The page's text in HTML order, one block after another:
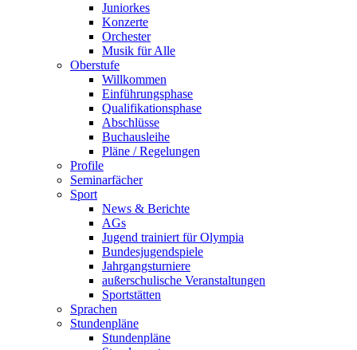
Juniorkes
Konzerte
Orchester
Musik für Alle
Oberstufe
Willkommen
Einführungsphase
Qualifikationsphase
Abschlüsse
Buchausleihe
Pläne / Regelungen
Profile
Seminarfächer
Sport
News & Berichte
AGs
Jugend trainiert für Olympia
Bundesjugendspiele
Jahrgangsturniere
außerschulische Veranstaltungen
Sportstätten
Sprachen
Stundenpläne
Stundenpläne